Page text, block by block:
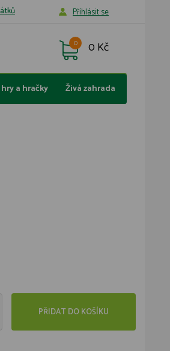
Příhlásit se
0 Kč
0
a hračky Živá zahrada
PŘIDAT DO KOŠÍKU